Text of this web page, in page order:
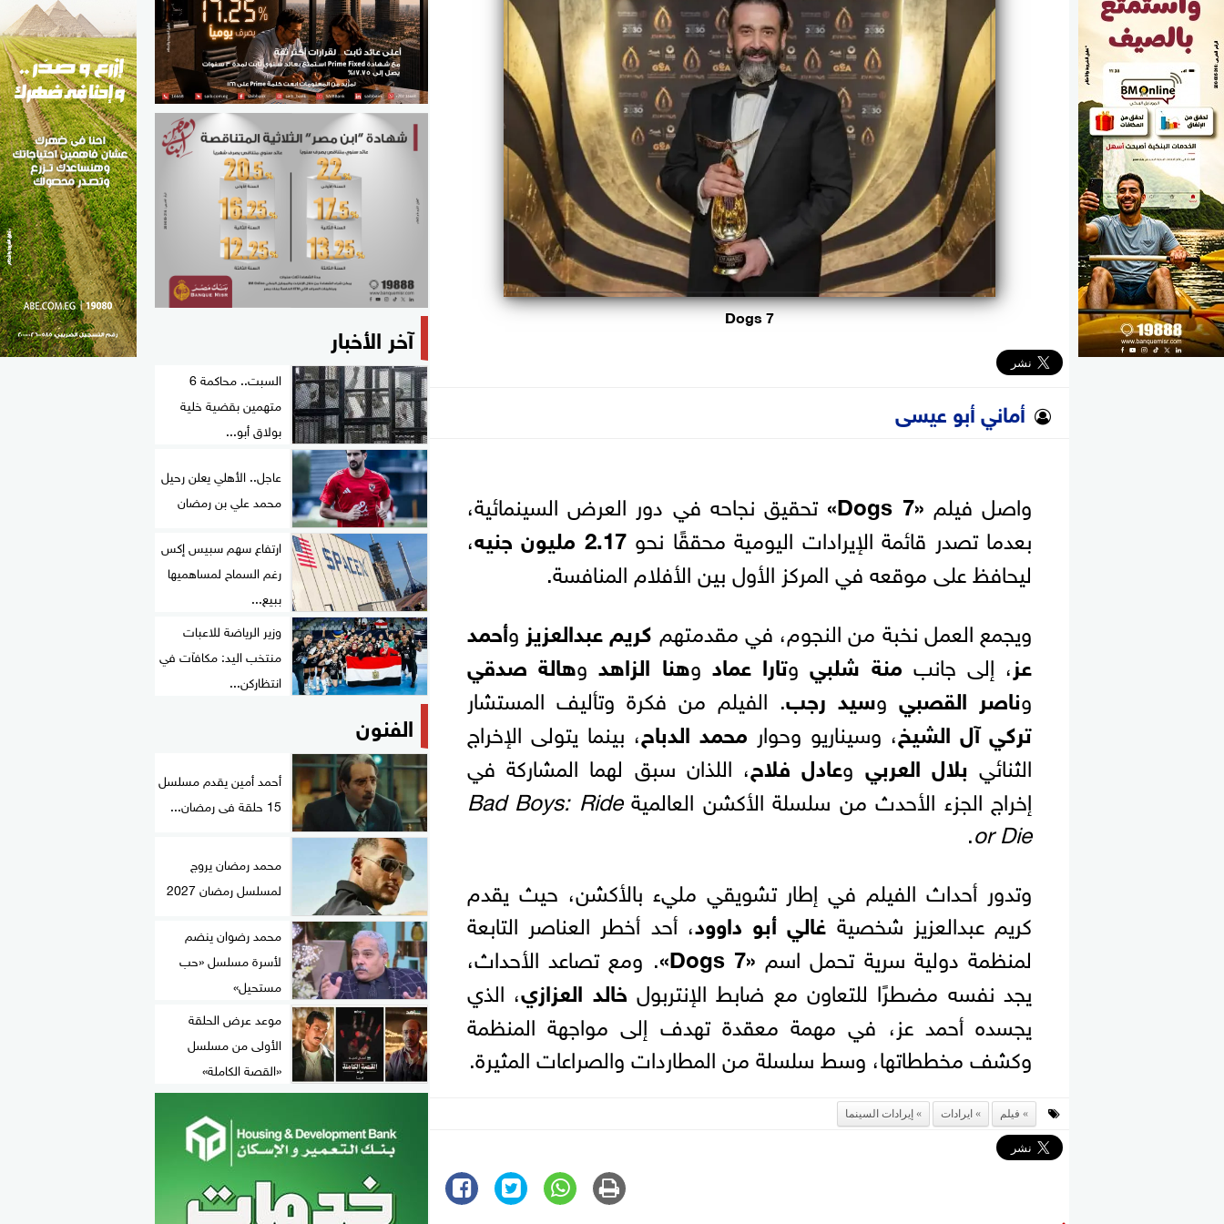
مواهب مصر
7 Dogs
أماني أبو عيسى
واصل فيلم «7 Dogs»
تحقيق نجاحه في دور العرض السينمائية،
بعدما تصدر قائمة الإيرادات اليومية محققًا نحو2.17 مليون جنيه
،
ليحافظ على موقعه في المركز الأول بين الأفلام المنافسة.
ويجمع العمل نخبة من النجوم، في مقدمتهم كريم عبدالعزيز وأحمد
عز، إلى جانب منة شلبيوتارا عماد وهنا الزاهدوهالة صدقي
وناصر القصبيوسيد رجب. الفيلم من فكرة وتأليف المستشار
تركي آل الشيخ، وسيناريو وحوار محمد الدباح، بينما يتولى الإخراج
الثنائي بلال العربي وعادل فلاح، اللذان سبق لهما المشاركة في
إخراج الجزء الأحدث من سلسلة الأكشن العالميةBad Boys: Ride
or Die
.
وتدور أحداث الفيلم في إطار تشويقي مليء بالأكشن، حيث يقدم
كريم عبدالعزيز شخصية غالي أبو داوود، أحد أخطر العناصر التابعة
لمنظمة دولية سرية تحمل اسم «7 Dogs»
. ومع تصاعد الأحداث،
يجد نفسه مضطرًا للتعاون مع ضابط الإنتربول خالد العزازي، الذي
يجسده أحمد عز، في مهمة معقدة تهدف إلى مواجهة المنظمة
وكشف مخططاتها، وسط سلسلة من المطاردات والصراعات المثيرة.
فيلم ايرادات إيرادات السينما
آخر الأخبار
السبت.. محاكمة 6
متهمين بقضية خلية
بولاق أبو...
عاجل.. الأهلي يعلن رحيل
محمد علي بن رمضان
ارتفاع سهم سبيس إكس
رغم السماح لمساهميها
ببيع...
وزير الرياضة للاعبات
منتخب اليد: مكافآت في
انتظاركن...
الفنون
أحمد أمين يقدم مسلسل
15 حلقة فى رمضان...
محمد رمضان يروج
لمسلسل رمضان 2027
محمد رضوان ينضم
لأسرة مسلسل «حب
مستحيل»
موعد عرض الحلقة
الأولى من مسلسل
«القصة الكاملة»